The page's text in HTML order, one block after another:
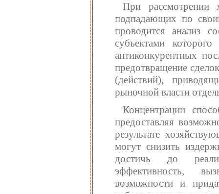
При рассмотрении
подпадающих по
проводится анализ
субъектами
антиконкурентных
предотвращение
(действий),
рыночной власти
Концентрации
предоставляя
результате
могут снизить
достичь до
эффективность,
возможности и